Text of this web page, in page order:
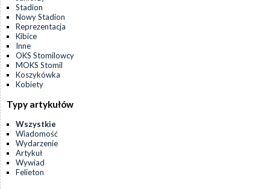
Stadion
Nowy Stadion
Reprezentacja
Kibice
Inne
OKS Stomilowcy
MOKS Stomil
Koszykówka
Kobiety
Typy artykułów
Wszystkie
Wiadomość
Wydarzenie
Artykuł
Wywiad
Felieton